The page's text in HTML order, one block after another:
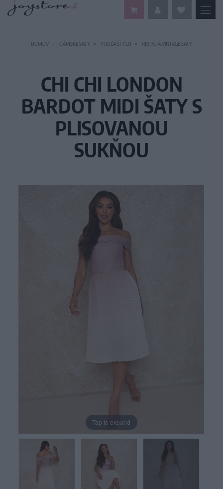
DOMOV DÁMSKE ŠATY PODĽA ŠTÝLU RETRO A VINTAGE ŠATY
CHI CHI LONDON
BARDOT MIDI ŠATY S
PLISOVANOU
SUKŇOU
Tap to expand